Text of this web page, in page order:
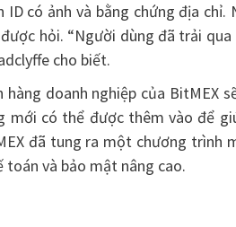
ID có ảnh và bằng chứng địa
hỏi. “Người dùng đã trải
cho biết.
hàng doanh nghiệp của
mới có thể được thêm vào để
đã tung ra một chương trình
toán và bảo mật nâng cao.